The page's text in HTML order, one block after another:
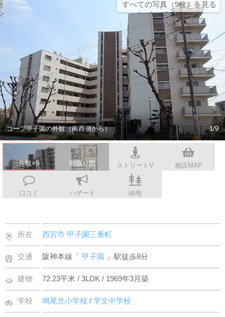
町を知る
スタッフ紹介
会社案内
相場データを依頼する すべての写真（9枚）を⾒る
コープ甲子園の外観（南西側から） 1/9
外観×9 間取り図 ストリートV 施設MAP
口コミ ハザード 緑地
所在 西宮市 甲子園三番町
交通 阪神本線「 甲子園 」駅徒歩8分
建物 72.23平米 / 3LDK / 1969年3月築
学校 鳴尾北小学校/学文中学校